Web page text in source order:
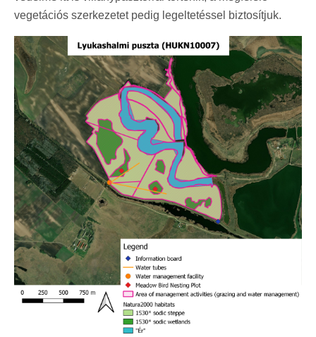
vegetációs szerkezetet pedig legeltetéssel biztosítjuk.